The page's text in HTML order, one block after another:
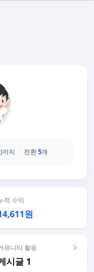
)까지 전환5개
적 수익
원
뮤니티 활동
시글 1